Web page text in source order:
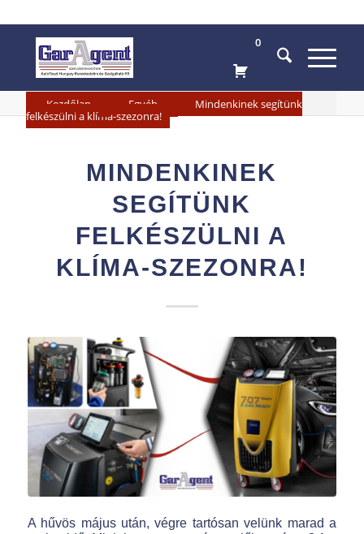
0
Kezdőlap Egyéb
Mindenkinek segítünk
felkészülni a klíma-szezonra!
MINDENKINEK
SEGÍTÜNK
FELKÉSZÜLNI A
KLÍMA-SZEZONRA!
A hűvös május után, végre tartósan velünk marad a